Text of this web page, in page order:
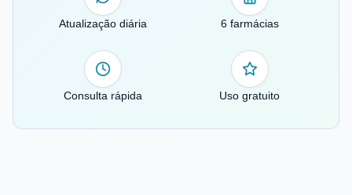
Atualização diária 6 farmácias
Consulta rápida Uso gratuito